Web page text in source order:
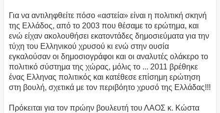
Για να αντιληφθείτε πόσο «αστεία» είναι η πολιτική σκηνή
της Ελλάδος, από το 2003 που θέσαμε το ερώτημα, και
ενώ είχαν ακολουθήσει εκατοντάδες δημοσιεύματα για την
τύχη του Ελληνικού χρυσού κι ενώ στην ουσία
εγκαλούσαν οι δημοσιογράφοι και οι αναλυτές ολάκερο το
πολιτικό σύστημα της χώρας, μόλις το ... 2011 βρέθηκε
ένας Ελληνας πολιτικός και κατέθεσε επίσημη ερώτηση
στη βουλή, σχετικά με τον περιβόητο χρυσό της Ελλάδας!!!
Πρόκειται για τον πρώην βουλευτή του ΛΑΟΣ κ. Κώστα